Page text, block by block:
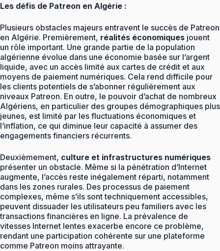
Les défis de Patreon en Algérie :
Plusieurs obstacles majeurs entravent le succès de Patreon
en Algérie. Premièrement, réalités économiques jouent
un rôle important. Une grande partie de la population
algérienne évolue dans une économie basée sur l’argent
liquide, avec un accès limité aux cartes de crédit et aux
moyens de paiement numériques. Cela rend difficile pour
les clients potentiels de s’abonner régulièrement aux
niveaux Patreon. En outre, le pouvoir d’achat de nombreux
Algériens, en particulier des groupes démographiques plus
jeunes, est limité par les fluctuations économiques et
l’inflation, ce qui diminue leur capacité à assumer des
engagements financiers récurrents.
Deuxièmement, culture et infrastructures numériques
présenter un obstacle. Même si la pénétration d’Internet
augmente, l’accès reste inégalement réparti, notamment
dans les zones rurales. Des processus de paiement
complexes, même s’ils sont techniquement accessibles,
peuvent dissuader les utilisateurs peu familiers avec les
transactions financières en ligne. La prévalence de
vitesses Internet lentes exacerbe encore ce problème,
rendant une participation cohérente sur une plateforme
comme Patreon moins attrayante.